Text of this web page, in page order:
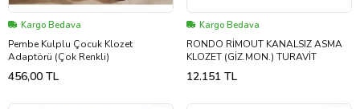
Kargo Bedava
Pembe Kulplu Çocuk Klozet
Adaptörü (Çok Renkli)
456,00 TL
Kargo Bedava
RONDO RİMOUT KANALSIZ ASMA
KLOZET (GİZ.MON.) TURAVİT
12.151 TL